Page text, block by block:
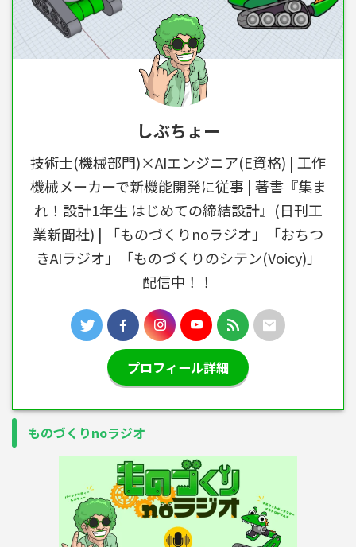
しぶちょー
技術士(機械部門)×AIエンジニア(E資格) | 工作
機械メーカーで新機能開発に従事 | 著書『集ま
れ！設計1年生 はじめての締結設計』(日刊工
業新聞社) | 「ものづくりnoラジオ」「おちつ
きAIラジオ」「ものづくりのシテン(Voicy)」
配信中！！
プロフィール詳細
ものづくりnoラジオ